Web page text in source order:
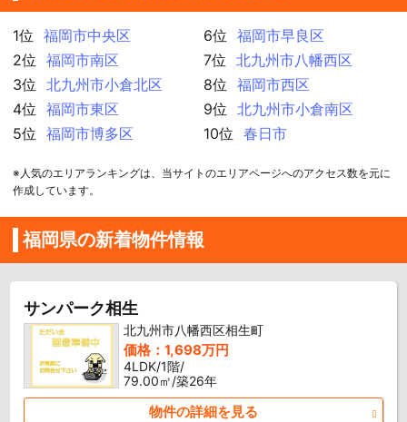
1位
福岡市中央区
2位
福岡市南区
3位
北九州市小倉北区
4位
福岡市東区
5位
福岡市博多区
6位
福岡市早良区
7位
北九州市八幡西区
8位
福岡市西区
9位
北九州市小倉南区
10位
春日市
※人気のエリアランキングは、当サイトのエリアページへのアクセス数を元に
作成しています。
福岡県の新着物件情報
サンパーク相生
北九州市八幡西区相生町
価格：1,698万円
4LDK/1階/
79.00㎡/築26年
物件の詳細を見る